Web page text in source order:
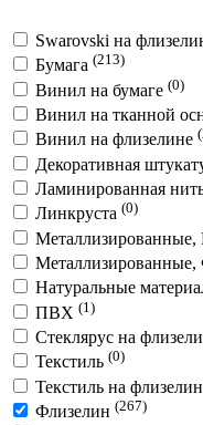
Swarovski на
Бумага (213)
Винил на бумаге (0)
Винил на тканной
Винил на флизелине
Декоративная
Ламинированная
Линкруста (0)
Металлизированные,
Натуральные
ПВХ (1)
Стеклярус на
Текстиль (0)
Текстиль на
Флизелин (267)